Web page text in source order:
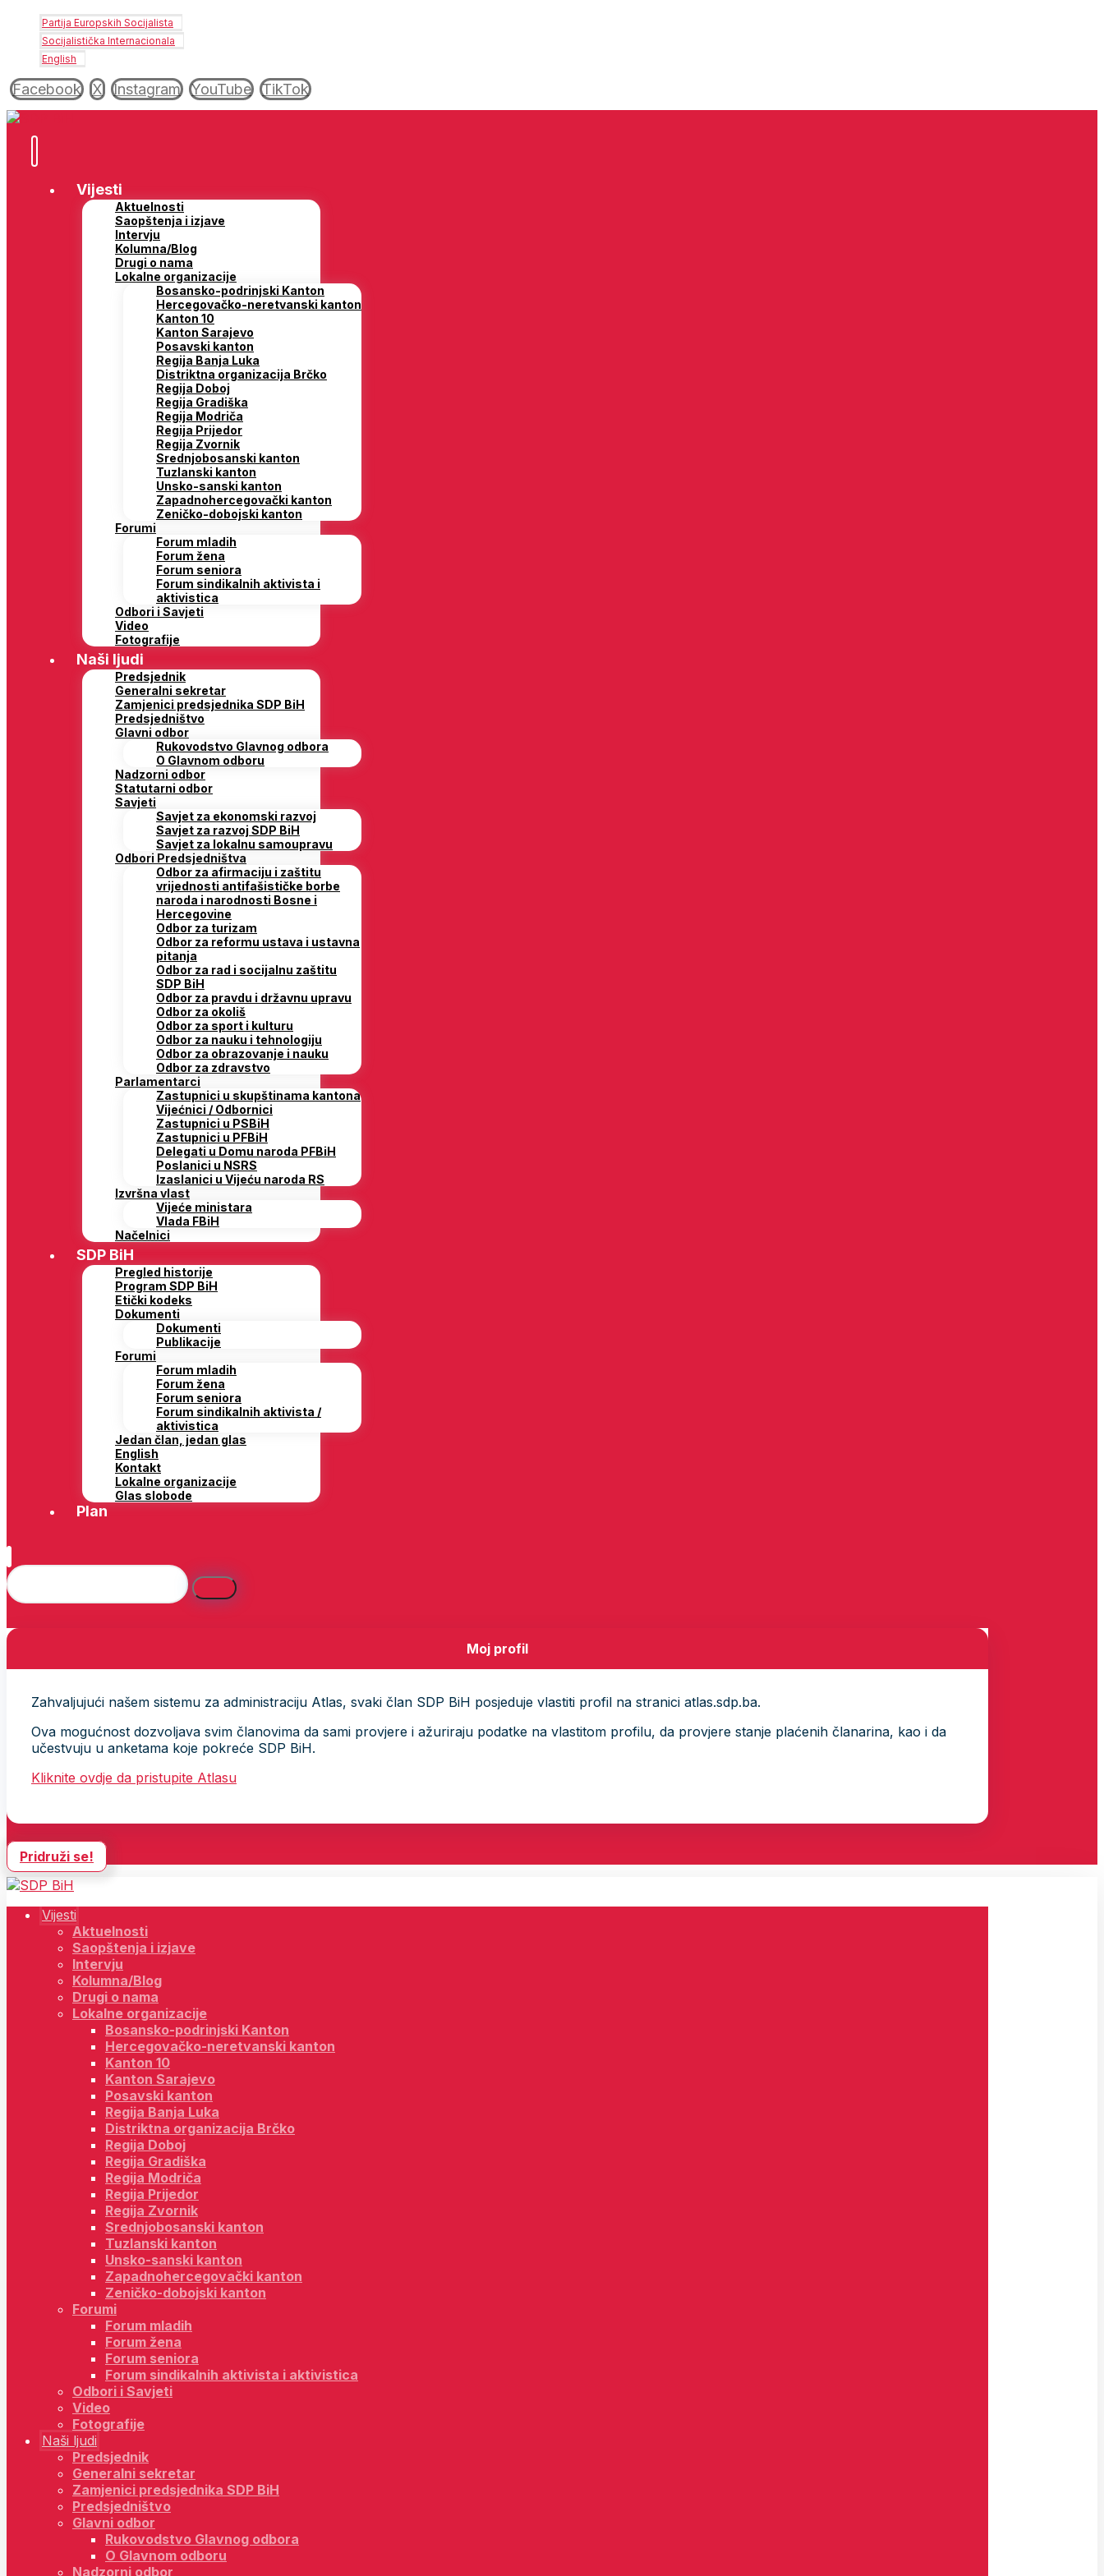
Partija Europskih Socijalista
Socijalistička Internacionala
English
Facebook X Instagram YouTube TikTok
Vijesti
Aktuelnosti
Saopštenja i izjave
Intervju
Kolumna/Blog
Drugi o nama
Lokalne organizacije
Bosansko-podrinjski Kanton
Hercegovačko-neretvanski kanton
Kanton 10
Kanton Sarajevo
Posavski kanton
Regija Banja Luka
Distriktna organizacija Brčko
Regija Doboj
Regija Gradiška
Regija Modriča
Regija Prijedor
Regija Zvornik
Srednjobosanski kanton
Tuzlanski kanton
Unsko-sanski kanton
Zapadnohercegovački kanton
Zeničko-dobojski kanton
Forumi
Forum mladih
Forum žena
Forum seniora
Forum sindikalnih aktivista i
aktivistica
Odbori i Savjeti
Video
Fotografije
Naši ljudi
Predsjednik
Generalni sekretar
Zamjenici predsjednika SDP BiH
Predsjedništvo
Glavni odbor
Rukovodstvo Glavnog odbora
O Glavnom odboru
Nadzorni odbor
Statutarni odbor
Savjeti
Savjet za ekonomski razvoj
Savjet za razvoj SDP BiH
Savjet za lokalnu samoupravu
Odbori Predsjedništva
Odbor za afirmaciju i zaštitu
vrijednosti antifašističke borbe
naroda i narodnosti Bosne i
Hercegovine
Odbor za turizam
Odbor za reformu ustava i ustavna
pitanja
Odbor za rad i socijalnu zaštitu
SDP BiH
Odbor za pravdu i državnu upravu
Odbor za okoliš
Odbor za sport i kulturu
Odbor za nauku i tehnologiju
Odbor za obrazovanje i nauku
Odbor za zdravstvo
Parlamentarci
Zastupnici u skupštinama kantona
Vijećnici / Odbornici
Zastupnici u PSBiH
Zastupnici u PFBiH
Delegati u Domu naroda PFBiH
Poslanici u NSRS
Izaslanici u Vijeću naroda RS
Izvršna vlast
Vijeće ministara
Vlada FBiH
Načelnici
SDP BiH
Pregled historije
Program SDP BiH
Etički kodeks
Dokumenti
Dokumenti
Publikacije
Forumi
Forum mladih
Forum žena
Forum seniora
Forum sindikalnih aktivista /
aktivistica
Jedan član, jedan glas
English
Kontakt
Lokalne organizacije
Glas slobode
Plan
Moj profil
Zahvaljujući našem sistemu za administraciju Atlas, svaki član SDP BiH posjeduje vlastiti profil na stranici atlas.sdp.ba.
Ova mogućnost dozvoljava svim članovima da sami provjere i ažuriraju podatke na vlastitom profilu, da provjere stanje plaćenih članarina, kao i da
učestvuju u anketama koje pokreće SDP BiH.
Kliknite ovdje da pristupite Atlasu
Pridruži se!
Vijesti
Aktuelnosti
Saopštenja i izjave
Intervju
Kolumna/Blog
Drugi o nama
Lokalne organizacije
Bosansko-podrinjski Kanton
Hercegovačko-neretvanski kanton
Kanton 10
Kanton Sarajevo
Posavski kanton
Regija Banja Luka
Distriktna organizacija Brčko
Regija Doboj
Regija Gradiška
Regija Modriča
Regija Prijedor
Regija Zvornik
Srednjobosanski kanton
Tuzlanski kanton
Unsko-sanski kanton
Zapadnohercegovački kanton
Zeničko-dobojski kanton
Forumi
Forum mladih
Forum žena
Forum seniora
Forum sindikalnih aktivista i aktivistica
Odbori i Savjeti
Video
Fotografije
Naši ljudi
Predsjednik
Generalni sekretar
Zamjenici predsjednika SDP BiH
Predsjedništvo
Glavni odbor
Rukovodstvo Glavnog odbora
O Glavnom odboru
Nadzorni odbor